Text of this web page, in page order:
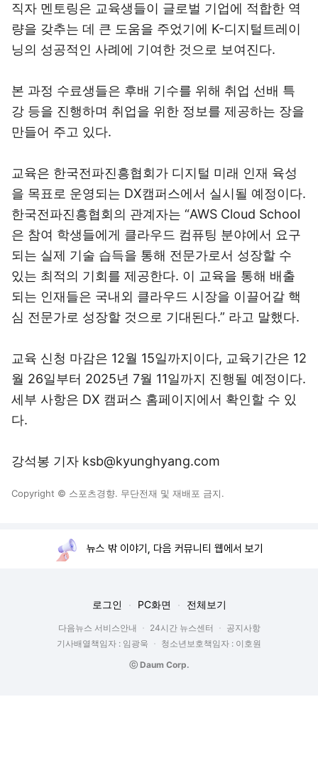
직자 멘토링은 교육생들이 글로벌 기업에 적합한 역
량을 갖추는 데 큰 도움을 주었기에 K-디지털트레이
닝의 성공적인 사례에 기여한 것으로 보여진다.
본 과정 수료생들은 후배 기수를 위해 취업 선배 특
강 등을 진행하며 취업을 위한 정보를 제공하는 장을
만들어 주고 있다.
교육은 한국전파진흥협회가 디지털 미래 인재 육성
을 목표로 운영되는 DX캠퍼스에서 실시될 예정이다.
한국전파진흥협회의 관계자는 “AWS Cloud School
은 참여 학생들에게 클라우드 컴퓨팅 분야에서 요구
되는 실제 기술 습득을 통해 전문가로서 성장할 수
있는 최적의 기회를 제공한다. 이 교육을 통해 배출
되는 인재들은 국내외 클라우드 시장을 이끌어갈 핵
심 전문가로 성장할 것으로 기대된다.” 라고 말했다.
교육 신청 마감은 12월 15일까지이다, 교육기간은 12
월 26일부터 2025년 7월 11일까지 진행될 예정이다.
세부 사항은 DX 캠퍼스 홈페이지에서 확인할 수 있
다.
강석봉 기자 ksb@kyunghyang.com
Copyright © 스포츠경향. 무단전재 및 재배포 금지.
뉴스 밖 이야기, 다음 커뮤니티 웹에서 보기
로그인 PC화면 전체보기
다음뉴스 서비스안내 24시간 뉴스센터
공지사항
기사배열책임자 : 임광욱
청소년보호책임자 : 이호원
ⓒ Daum Corp.